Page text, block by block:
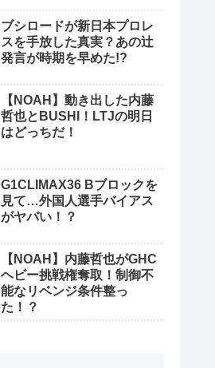
ブシロードが新日本プロレ
スを手放した真実？あの辻
発言が時期を早めた!?
【NOAH】動き出した内藤
哲也とBUSHI！LTJの明日
はどっちだ！
G1CLIMAX36 Bブロックを
見て…外国人選手バイアス
がヤバい！？
【NOAH】内藤哲也がGHC
ヘビー挑戦権奪取！制御不
能なリベンジ条件整っ
た！？